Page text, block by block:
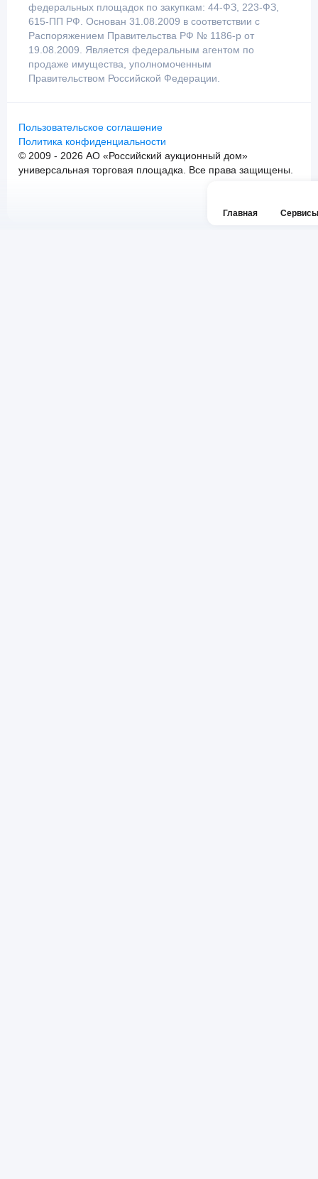
Главная Сервисы
федеральных площадок по закупкам: 44-ФЗ, 223-ФЗ,
615-ПП РФ. Основан 31.08.2009 в соответствии с
Распоряжением Правительства РФ № 1186-р от
19.08.2009. Является федеральным агентом по
продаже имущества, уполномоченным
Правительством Российской Федерации.
Пользовательское соглашение
Политика конфиденциальности
© 2009 - 2026 АО «Российский аукционный дом»
универсальная торговая площадка. Все права защищены.